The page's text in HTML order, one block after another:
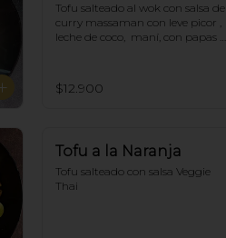
Tofu salteado al wok con salsa de
curry massaman con leve picor ,
leche de coco,  maní, con papas
$12.900
Tofu a la Naranja
Tofu salteado con salsa Veggie
Thai